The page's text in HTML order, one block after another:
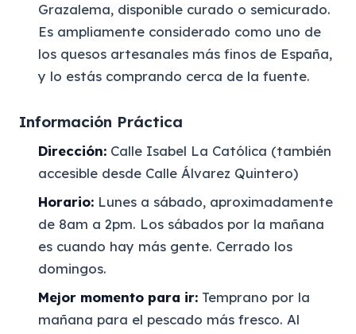
Grazalema, disponible curado o semicurado.
Es ampliamente considerado como uno de
los quesos artesanales más finos de España,
y lo estás comprando cerca de la fuente.
Información Práctica
Dirección: Calle Isabel La Católica (también
accesible desde Calle Álvarez Quintero)
Horario: Lunes a sábado, aproximadamente
de 8am a 2pm. Los sábados por la mañana
es cuando hay más gente. Cerrado los
domingos.
Mejor momento para ir: Temprano por la
mañana para el pescado más fresco. Al